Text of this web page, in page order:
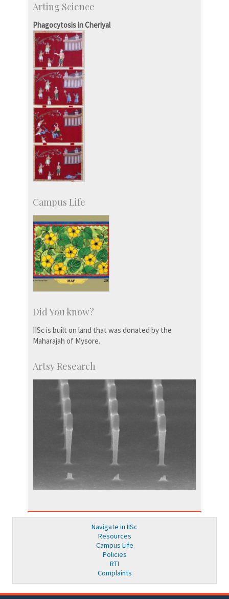
Talent Development Centre
Campus Development
Arting Science
Phagocytosis in Cheriyal
Campus Life
Did You know?
IISc is built on land that was donated by the
Maharajah of Mysore.
Artsy Research
Navigate in IISc
Resources
Campus Life
Policies
RTI
Complaints